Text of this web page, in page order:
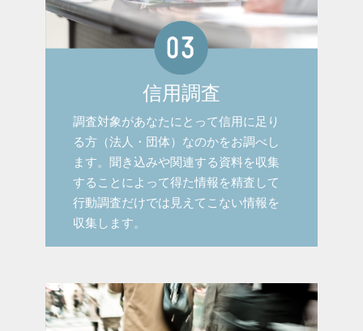
信用調査
調査対象があなたにとって信用に足り
る方（法人・団体）なのかをお調べし
ます。聞き込みや関連する資料を収集
することによって得た情報を精査して
行動調査だけでは見えてこない情報を
収集します。